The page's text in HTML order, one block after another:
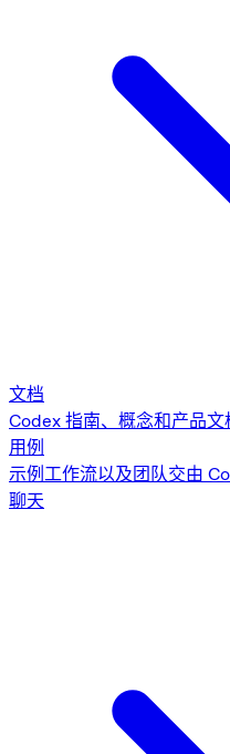
文档
Codex 指南、概念和产品文
用例
示例工作流以及团队交由
聊天